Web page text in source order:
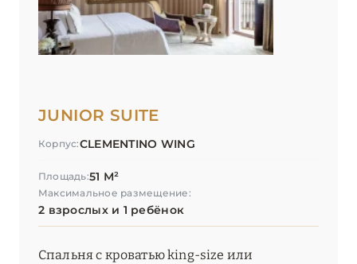
JUNIOR SUITE
Корпус:CLEMENTINO WING
Площадь:51 М²
Максимальное размещение:
2 взрослых и 1 ребёнок
Спальня с кроватью king-size или